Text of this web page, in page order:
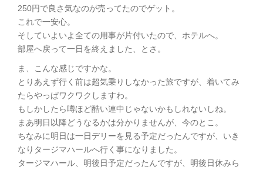
250円で良さ気なのが売ってたのでゲット。
これで一安心。
そしていよいよ全ての用事が片付いたので、ホテルへ。
部屋へ戻って一日を終えました、とさ。
ま、こんな感じですかな。
とりあえず行く前は超気乗りしなかった旅ですが、着いてみ
たらやっぱワクワクしますわ。
もしかしたら噂ほど酷い連中じゃないかもしれないしね。
まあ明日以降どうなるかは分かりませんが、今のとこ。
ちなみに明日は一日デリーを見る予定だったんですが、いき
なりタージマハールへ行く事になりました。
タージマハール、明後日予定だったんですが、明後日休みら